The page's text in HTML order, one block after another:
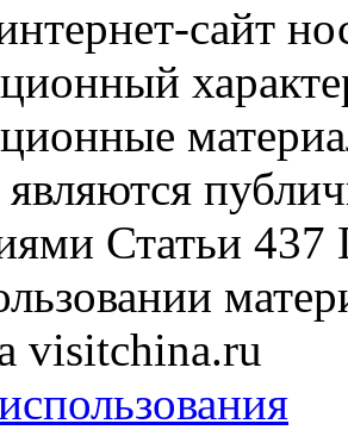
сайт
являются
Статьи 437
visitchina.ru